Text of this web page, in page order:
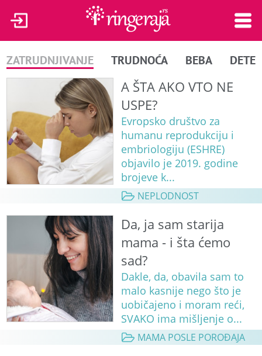
ZATRUDNJIVANJE TRUDNOĆA BEBA DETE
A ŠTA AKO VTO NE
USPE?
Evropsko društvo za
humanu reprodukciju i
embriologiju (ESHRE)
objavilo je 2019. godine
brojeve k...
NEPLODNOST
Da, ja sam starija
mama - i šta ćemo
sad?
Dakle, da, obavila sam to
malo kasnije nego što je
uobičajeno i moram reći,
SVAKO ima mišljenje o...
MAMA POSLE POROĐAJA